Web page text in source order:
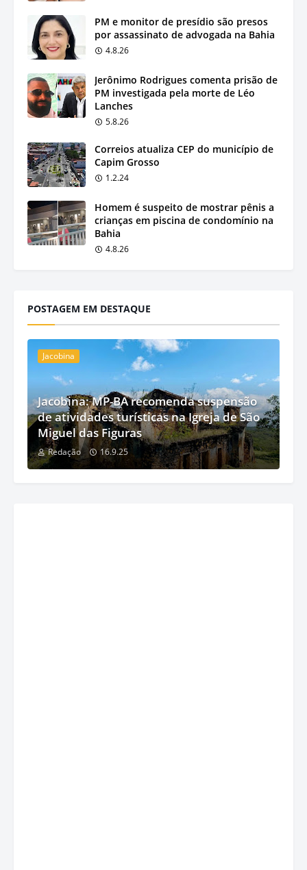
PM e monitor de presídio são presos
por assassinato de advogada na Bahia
4.8.26
Jerônimo Rodrigues comenta prisão de
PM investigada pela morte de Léo
Lanches
5.8.26
Correios atualiza CEP do município de
Capim Grosso
1.2.24
Homem é suspeito de mostrar pênis a
crianças em piscina de condomínio na
Bahia
4.8.26
POSTAGEM EM DESTAQUE
Jacobina
Jacobina: MP-BA recomenda suspensão
de atividades turísticas na Igreja de São
Miguel das Figuras
Redação 16.9.25